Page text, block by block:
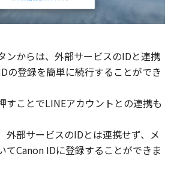
からは、外部サービスのIDと連携
の登録を簡単に続行することができ
すことでLINEアカウントとの連携も
部サービスのIDとは連携せず、メ
てCanon IDに登録することができま